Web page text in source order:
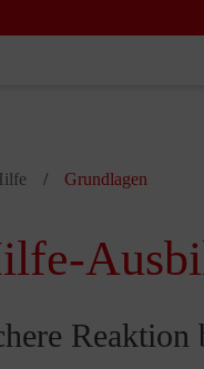
Grundlagen